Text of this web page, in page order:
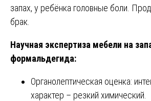
запах, у ребёнка головные боли.
брак.
Научная экспертиза мебели на
формальдегида:
Органолептическая оценка:
характер – резкий химический.